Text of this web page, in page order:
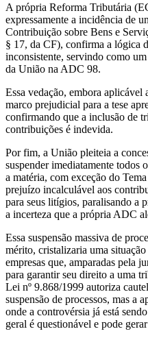
A própria Reforma Tributária
expressamente a incidência de
Contribuição sobre Bens e
§ 17, da CF), confirma a lógica
inconsistente, servindo como
da União na ADC 98.
Essa vedação, embora
marco prejudicial para a tese
confirmando que a inclusão de
contribuições é indevida.
Por fim, a União pleiteia a
suspender imediatamente todos
a matéria, com exceção do
prejuízo incalculável aos
para seus litígios, paralisando a
a incerteza que a própria ADC
Essa suspensão massiva de
mérito, cristalizaria uma
empresas que, amparadas pela
para garantir seu direito a uma
Lei nº 9.868/1999 autoriza
suspensão de processos, mas a
onde a controvérsia já está
geral é questionável e pode